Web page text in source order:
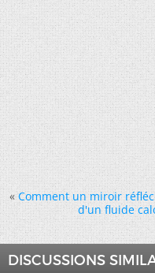
« Comment un miroir
d'un fluide
DISCUSSIONS